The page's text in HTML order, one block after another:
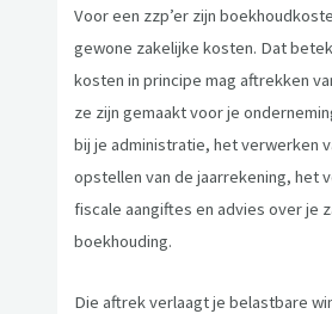
Voor een zzp’er zijn
gewone zakelijke kosten. Dat
kosten in principe mag aftrekken
ze zijn gemaakt voor je
bij je administratie, het verwerken
opstellen van de jaarrekening, het
fiscale aangiftes en advies over je
boekhouding.
Die aftrek verlaagt je belastbare